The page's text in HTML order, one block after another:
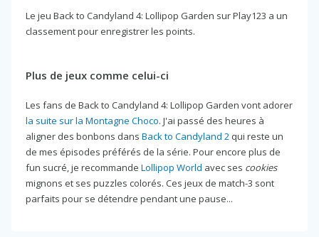
Le jeu Back to Candyland 4: Lollipop Garden sur Play123 a un
classement pour enregistrer les points.
Plus de jeux comme celui-ci
Les fans de Back to Candyland 4: Lollipop Garden vont adorer
la suite sur la Montagne Choco. J'ai passé des heures à
aligner des bonbons dans Back to Candyland 2 qui reste un
de mes épisodes préférés de la série. Pour encore plus de
fun sucré, je recommande Lollipop World avec ses cookies
mignons et ses puzzles colorés. Ces jeux de match-3 sont
parfaits pour se détendre pendant une pause...